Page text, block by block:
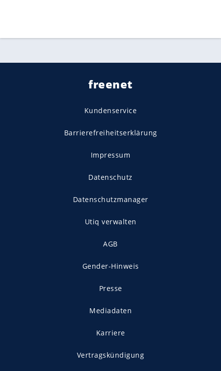
freenet
Kundenservice
Barrierefreiheitserklärung
Impressum
Datenschutz
Datenschutzmanager
Utiq verwalten
AGB
Gender-Hinweis
Presse
Mediadaten
Karriere
Vertragskündigung